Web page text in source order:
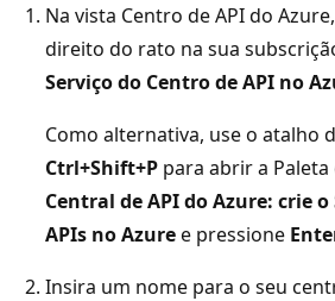
Na vista Centro de API do
direito do rato na sua
Serviço do Centro de API no
Como alternativa, use o atalho
Ctrl+Shift+P para abrir a
Central de API do Azure: crie
APIs no Azuree pressione
Insira um nome para o seu